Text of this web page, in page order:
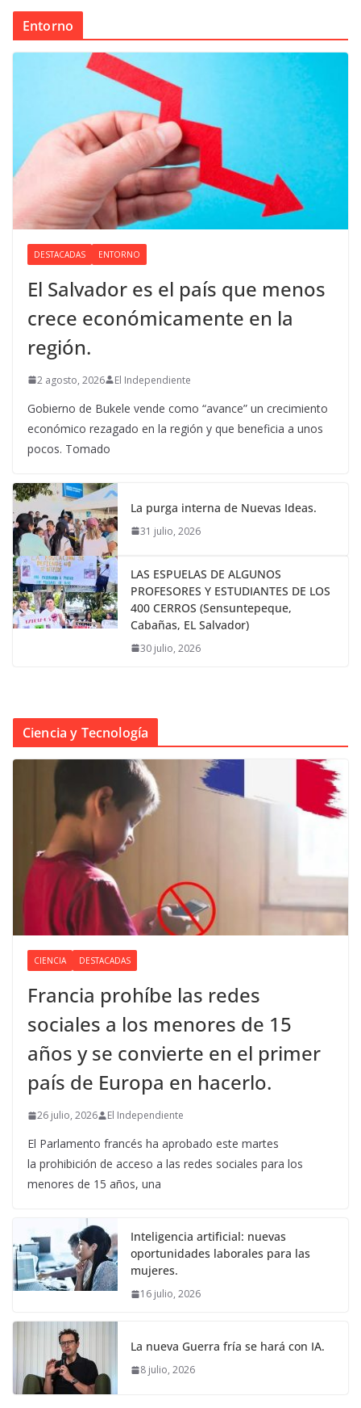
Entorno
DESTACADAS ENTORNO
El Salvador es el país que menos
crece económicamente en la
región.
2 agosto, 2026 El Independiente
Gobierno de Bukele vende como “avance” un crecimiento
económico rezagado en la región y que beneficia a unos
pocos. Tomado
La purga interna de Nuevas Ideas.
31 julio, 2026
LAS ESPUELAS DE ALGUNOS
PROFESORES Y ESTUDIANTES DE LOS
400 CERROS (Sensuntepeque,
Cabañas, EL Salvador)
30 julio, 2026
Ciencia y Tecnología
CIENCIA DESTACADAS
Francia prohíbe las redes
sociales a los menores de 15
años y se convierte en el primer
país de Europa en hacerlo.
26 julio, 2026 El Independiente
El Parlamento francés ha aprobado este martes
la prohibición de acceso a las redes sociales para los
menores de 15 años, una
Inteligencia artificial: nuevas
oportunidades laborales para las
mujeres.
16 julio, 2026
La nueva Guerra fría se hará con IA.
8 julio, 2026